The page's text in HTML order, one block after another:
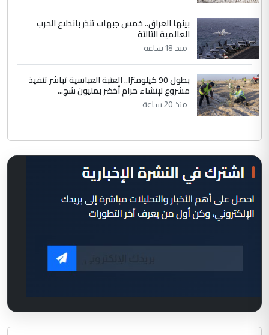
بينها العراق.. خمس جبهات تنذر باندلاع الحرب
العالمية الثالثة
منذ 18 ساعة
بطول 90 كيلومترًا.. العتبة العباسية تباشر تنفيذ
مشروع لإنشاء حزام أخضر بمليون شج...
منذ 20 ساعة